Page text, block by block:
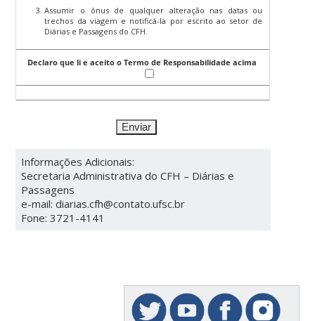
Assumir o ônus de qualquer alteração nas datas ou
trechos da viagem e notificá-la por escrito ao setor de
Diárias e Passagens do CFH.
Declaro que li e aceito o Termo de Responsabilidade acima
Informações Adicionais:
Secretaria Administrativa do CFH – Diárias e
Passagens
e-mail: diarias.cfh@contato.ufsc.br
Fone: 3721-4141